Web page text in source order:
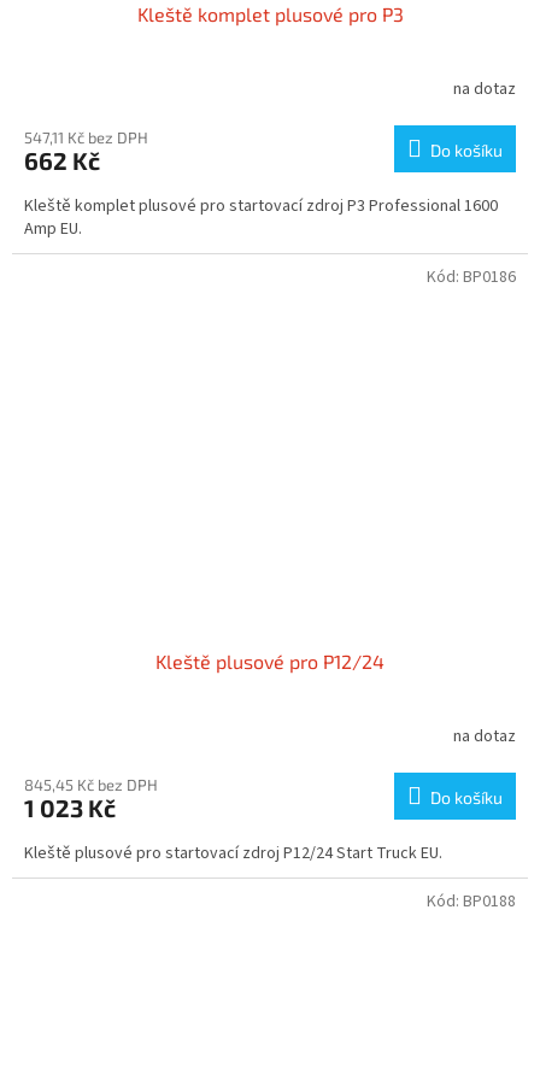
Kleště komplet plusové pro P3
na dotaz
547,11 Kč bez DPH
662 Kč Do košíku
Kleště komplet plusové pro startovací zdroj P3 Professional 1600
Amp EU.
Kleště plusové pro P12/24
na dotaz
845,45 Kč bez DPH
1 023 Kč Do košíku
Kleště plusové pro startovací zdroj P12/24 Start Truck EU.
Kód: BP0186
Kód: BP0188